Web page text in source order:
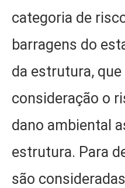
categoria de
barragens do
da estrutura, que
consideração o
dano ambiental
estrutura. Para
são